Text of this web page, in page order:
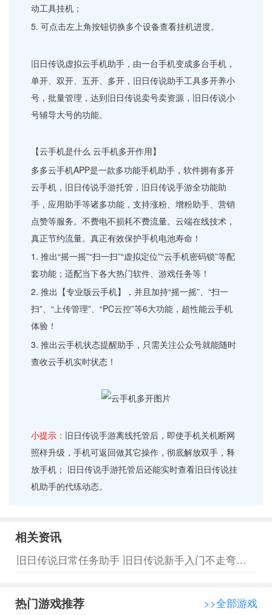
动工具挂机；
5. 可点击左上角按钮切换多个设备查看挂机进度。
旧日传说虚拟云手机助手，由一台手机变成多台手机，
单开、双开、五开、多开，旧日传说助手工具多开养小
号，批量管理，达到旧日传说卖号卖资源，旧日传说小
号辅导大号的功能。
【云手机是什么 云手机多开作用】
多多云手机APP是一款多功能手机助手，软件拥有多开
云手机，旧日传说手游托管，旧日传说手游全功能助
手，应用助手等诸多功能，支持涨粉、增粉助手、营销
点赞等服务。不费电不损耗不费流量。云端在线技术，
真正节约流量。真正有效保护手机电池寿命！
1. 推出“摇一摇”“扫一扫”“虚拟定位”“云手机密码锁”等配
套功能；适配当下各大热门软件、游戏任务等！
2. 推出【专业版云手机】，并且加持“摇一摇”、“扫一
扫”、“上传管理”、“PC云控”等6大功能，超性能云手机
体验！
3. 推出云手机状态提醒助手，只需关注公众号就能随时
查收云手机实时状态！
小提示： 旧日传说手游离线托管后，即使手机关机断网
照样升级，手机可返回做其它操作，彻底解放双手，释
放手机； 旧日传说手游托管后还能实时查看旧日传说挂
机助手的代练动态。
相关资讯
旧日传说日常任务助手 旧日传说新手入门不走弯路分享
热门游戏推荐 >>全部游戏